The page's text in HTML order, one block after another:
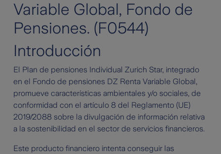
Variable Global, Fondo de
Pensiones. (F0544)
Introducción
El Plan de pensiones Individual Zurich Star, integrado
en el Fondo de pensiones DZ Renta Variable Global,
promueve características ambientales y/o sociales, de
conformidad con el artículo 8 del Reglamento (UE)
2019/2088 sobre la divulgación de información relativa
a la sostenibilidad en el sector de servicios financieros.
Este producto financiero intenta conseguir las